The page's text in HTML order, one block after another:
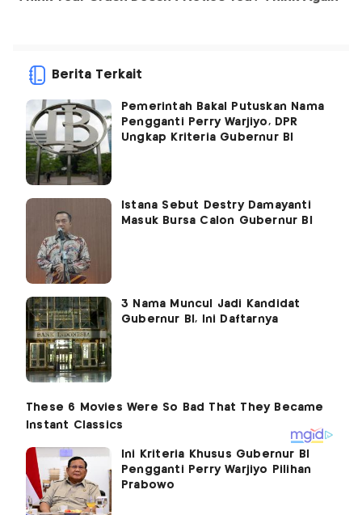
Berita Terkait
Pemerintah Bakal Putuskan Nama
Pengganti Perry Warjiyo, DPR
Ungkap Kriteria Gubernur BI
Istana Sebut Destry Damayanti
Masuk Bursa Calon Gubernur BI
3 Nama Muncul Jadi Kandidat
Gubernur BI, Ini Daftarnya
Ini Kriteria Khusus Gubernur BI
Pengganti Perry Warjiyo Pilihan
Prabowo